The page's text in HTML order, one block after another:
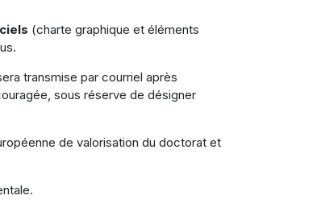
(charte graphique et éléments
transmise par courriel après
sous réserve de désigner
de valorisation du doctorat et